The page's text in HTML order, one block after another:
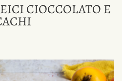
CIOCCOLATO E